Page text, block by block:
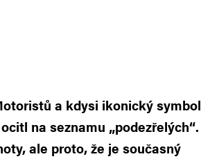
a kdysi ikonický symbol
na seznamu „podezřelých“.
ale proto, že je současný